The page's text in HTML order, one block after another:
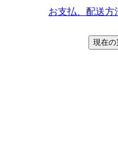
お支払、配送方